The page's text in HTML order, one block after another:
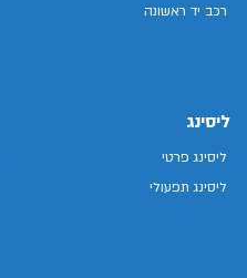
רכב יד ראשונה
ליסינג
ליסינג פרטי
ליסינג תפעולי